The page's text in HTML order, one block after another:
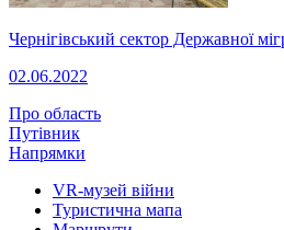
Чернігівський сектор Державної
02.06.2022
Про область
Путівник
Напрямки
VR-музей війни
Туристична мапа